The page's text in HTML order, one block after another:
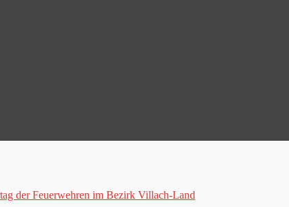
der Feuerwehren im Bezirk Villach-Land